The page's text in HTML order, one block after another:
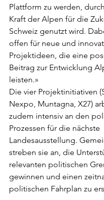
Plattform zu werden,
Kraft der Alpen für die
Schweiz genutzt wird.
offen für neue und
Projektideen, die eine
Beitrag zur Entwicklung
leisten.»
Die vier Projektinitiativen
Nexpo, Muntagna, X27)
zudem intensiv an den
Prozessen für die nächste
Landesausstellung.
streben sie an, die
relevanten politischen
gewinnen und einen
politischen Fahrplan zu